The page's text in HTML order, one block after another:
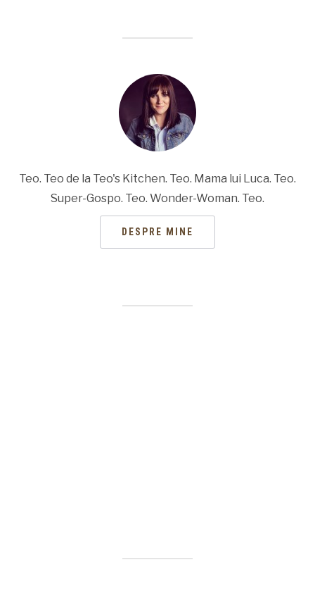
Teo. Teo de la Teo's Kitchen. Teo. Mama lui Luca. Teo.
Super-Gospo. Teo. Wonder-Woman. Teo.
DESPRE MINE